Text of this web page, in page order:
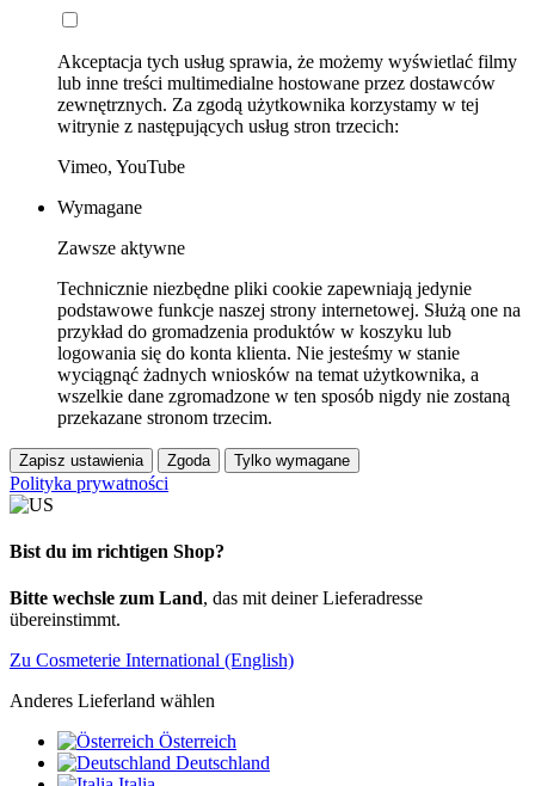
Akceptacja tych usług sprawia, że możemy wyświetlać filmy
lub inne treści multimedialne hostowane przez dostawców
zewnętrznych. Za zgodą użytkownika korzystamy w tej
witrynie z następujących usług stron trzecich:
Vimeo, YouTube
Wymagane
Zawsze aktywne
Technicznie niezbędne pliki cookie zapewniają jedynie
podstawowe funkcje naszej strony internetowej. Służą one na
przykład do gromadzenia produktów w koszyku lub
logowania się do konta klienta. Nie jesteśmy w stanie
wyciągnąć żadnych wniosków na temat użytkownika, a
wszelkie dane zgromadzone w ten sposób nigdy nie zostaną
przekazane stronom trzecim.
Zapisz ustawienia Zgoda Tylko wymagane
Polityka prywatności
Bist du im richtigen Shop?
Bitte wechsle zum Land, das mit deiner Lieferadresse
übereinstimmt.
Zu Cosmeterie International (English)
Anderes Lieferland wählen
Österreich
Deutschland